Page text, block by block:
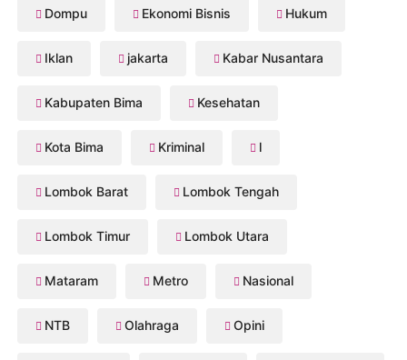
Dompu Ekonomi Bisnis Hukum
Iklan jakarta Kabar Nusantara
Kabupaten Bima Kesehatan
Kota Bima Kriminal l
Lombok Barat Lombok Tengah
Lombok Timur Lombok Utara
Mataram Metro Nasional
NTB Olahraga Opini